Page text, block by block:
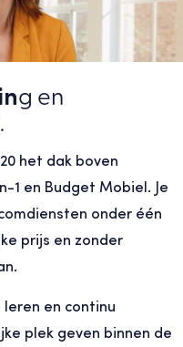
g en
het dak boven
1 en Budget Mobiel. Je
onder één
prijs en zonder
en continu
plek geven binnen de